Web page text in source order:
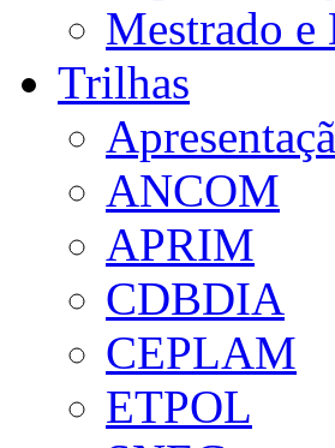
Mestrado e
Trilhas
ANCOM
APRIM
CDBDIA
CEPLAM
ETPOL